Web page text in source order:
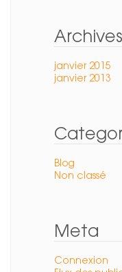
Archives
janvier 2015
janvier 2013
Blog
Non classé
Meta
Connexion